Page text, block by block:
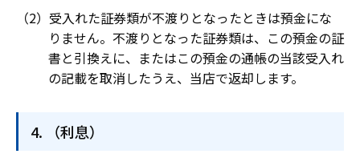
受入れた証券類が不渡りとなったときは預金にな
りません。不渡りとなった証券類は、この預金の証
書と引換えに、またはこの預金の通帳の当該受入れ
の記載を取消したうえ、当店で返却します。
（利息）